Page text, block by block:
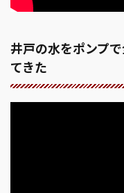
井戸の水をポンプ
てきた